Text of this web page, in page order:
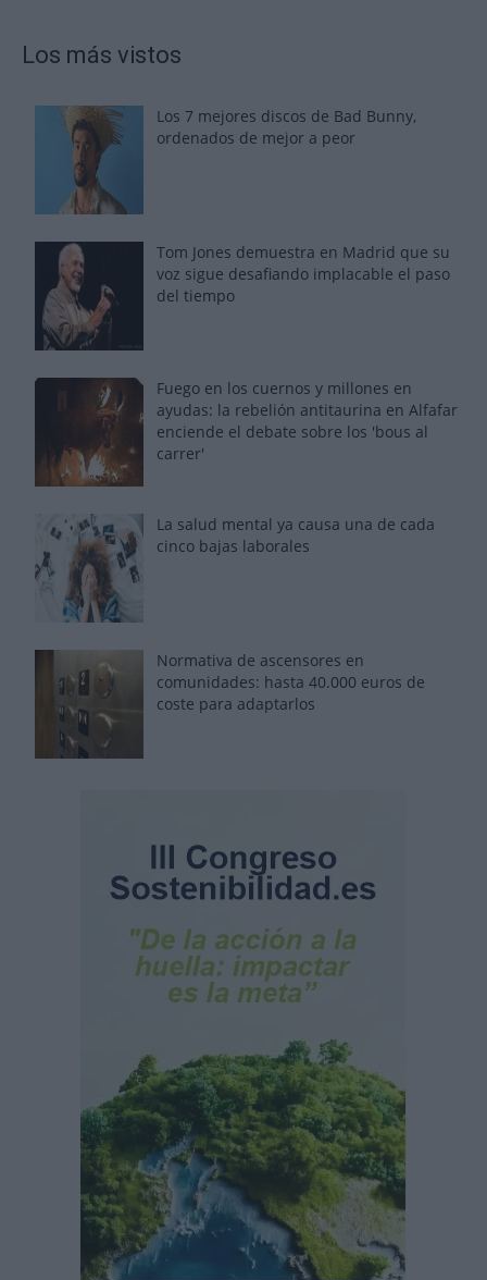
Los más vistos
Los 7 mejores discos de Bad Bunny,
ordenados de mejor a peor
Tom Jones demuestra en Madrid que su
voz sigue desafiando implacable el paso
del tiempo
Fuego en los cuernos y millones en
ayudas: la rebelión antitaurina en Alfafar
enciende el debate sobre los 'bous al
carrer'
La salud mental ya causa una de cada
cinco bajas laborales
Normativa de ascensores en
comunidades: hasta 40.000 euros de
coste para adaptarlos